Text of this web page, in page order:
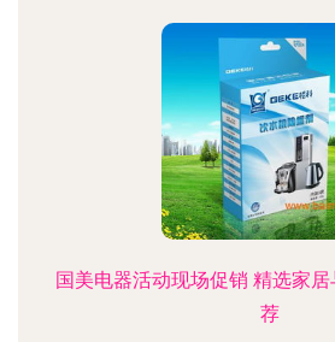
国美电器活动现场促销 精选家
荐